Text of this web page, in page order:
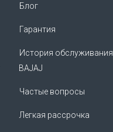
Блог
Гарантия
История обслуживания
BAJAJ
Частые вопросы
Легкая рассрочка